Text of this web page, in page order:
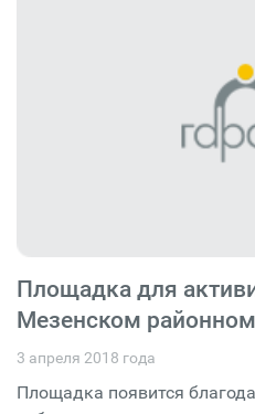
Площадка для
Мезенском
3 апреля 2018 года
Площадка появится